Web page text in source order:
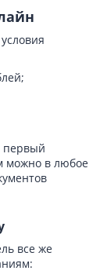
первый
можно в любое
все же